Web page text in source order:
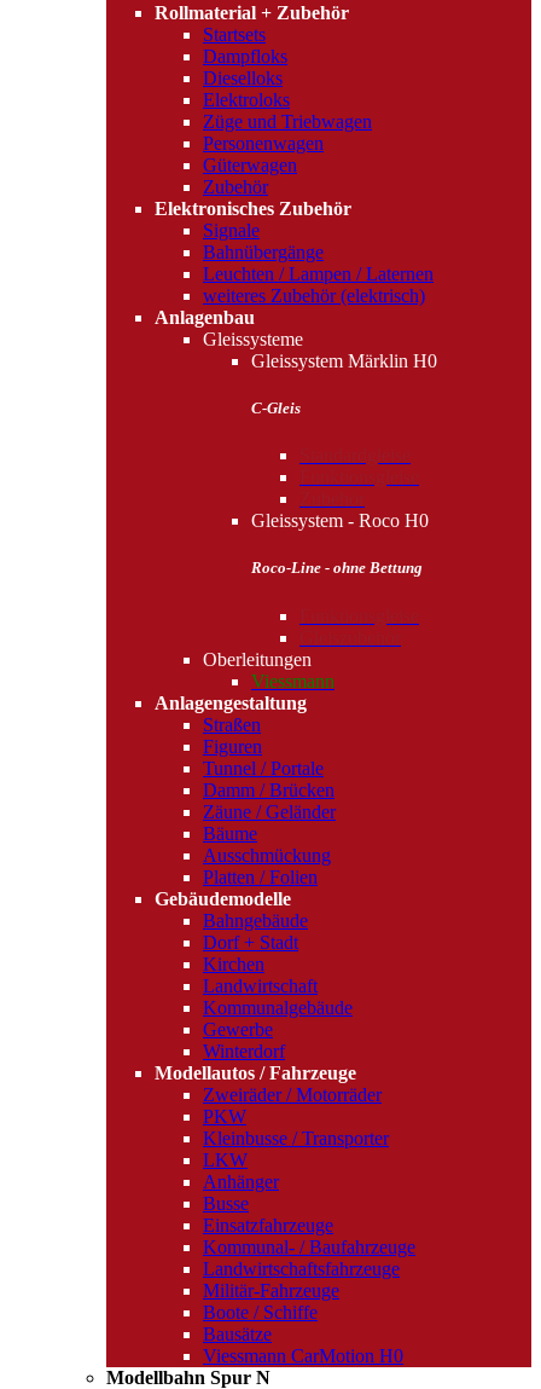
Rollmaterial + Zubehör
Startsets
Dampfloks
Dieselloks
Elektroloks
Züge und Triebwagen
Personenwagen
Güterwagen
Zubehör
Elektronisches Zubehör
Signale
Bahnübergänge
Leuchten / Lampen / Laternen
weiteres Zubehör (elektrisch)
Anlagenbau
Gleissysteme
Gleissystem Märklin H0
C-Gleis
Gleissystem - Roco H0
Roco-Line - ohne Bettung
Oberleitungen
Viessmann
Anlagengestaltung
Straßen
Figuren
Tunnel / Portale
Damm / Brücken
Zäune / Geländer
Bäume
Ausschmückung
Platten / Folien
Gebäudemodelle
Bahngebäude
Dorf + Stadt
Kirchen
Landwirtschaft
Kommunalgebäude
Gewerbe
Winterdorf
Modellautos / Fahrzeuge
Zweiräder / Motorräder
PKW
Kleinbusse / Transporter
LKW
Anhänger
Busse
Einsatzfahrzeuge
Kommunal- / Baufahrzeuge
Landwirtschaftsfahrzeuge
Militär-Fahrzeuge
Boote / Schiffe
Bausätze
Viessmann CarMotion H0
Modellbahn Spur N